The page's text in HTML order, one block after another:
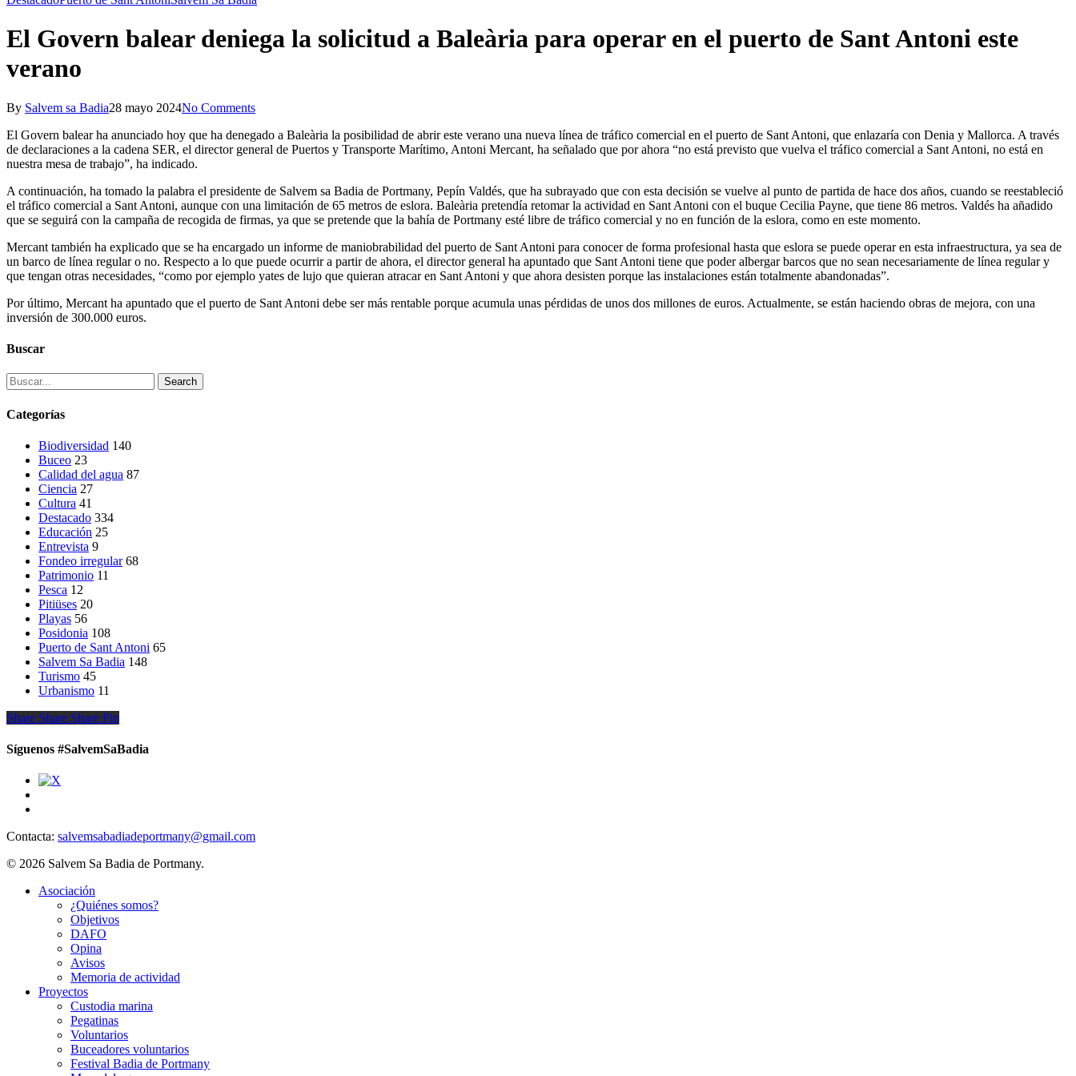
El Govern balear deniega la solicitud a Baleària para operar en el puerto de Sant Antoni este
verano
By Salvem sa Badia28 mayo 2024No Comments
El Govern balear ha anunciado hoy que ha denegado a Baleària la posibilidad de abrir este verano una nueva línea de tráfico comercial en el puerto de Sant Antoni, que enlazaría con Denia y Mallorca. A través
de declaraciones a la cadena SER, el director general de Puertos y Transporte Marítimo, Antoni Mercant, ha señalado que por ahora “no está previsto que vuelva el tráfico comercial a Sant Antoni, no está en
nuestra mesa de trabajo”, ha indicado.
A continuación, ha tomado la palabra el presidente de Salvem sa Badia de Portmany, Pepín Valdés, que ha subrayado que con esta decisión se vuelve al punto de partida de hace dos años, cuando se reestableció
el tráfico comercial a Sant Antoni, aunque con una limitación de 65 metros de eslora. Baleària pretendía retomar la actividad en Sant Antoni con el buque Cecilia Payne, que tiene 86 metros. Valdés ha añadido
que se seguirá con la campaña de recogida de firmas, ya que se pretende que la bahía de Portmany esté libre de tráfico comercial y no en función de la eslora, como en este momento.
Mercant también ha explicado que se ha encargado un informe de maniobrabilidad del puerto de Sant Antoni para conocer de forma profesional hasta que eslora se puede operar en esta infraestructura, ya sea de
un barco de línea regular o no. Respecto a lo que puede ocurrir a partir de ahora, el director general ha apuntado que Sant Antoni tiene que poder albergar barcos que no sean necesariamente de línea regular y
que tengan otras necesidades, “como por ejemplo yates de lujo que quieran atracar en Sant Antoni y que ahora desisten porque las instalaciones están totalmente abandonadas”.
Por último, Mercant ha apuntado que el puerto de Sant Antoni debe ser más rentable porque acumula unas pérdidas de unos dos millones de euros. Actualmente, se están haciendo obras de mejora, con una
inversión de 300.000 euros.
Buscar
Search
Categorías
Biodiversidad 140
Buceo 23
Calidad del agua 87
Ciencia 27
Cultura 41
Destacado 334
Educación 25
Entrevista 9
Fondeo irregular 68
Patrimonio 11
Pesca 12
Pitiüses 20
Playas 56
Posidonia 108
Puerto de Sant Antoni 65
Salvem Sa Badia 148
Turismo 45
Urbanismo 11
Share
Share Share Share Pin
Síguenos #SalvemSaBadia
Contacta: salvemsabadiadeportmany@gmail.com
© 2026 Salvem Sa Badia de Portmany.
Close
Asociación
¿Quiénes somos?
Objetivos
DAFO
Opina
Avisos
Memoria de actividad
Proyectos
Custodia marina
Pegatinas
Voluntarios
Buceadores voluntarios
Festival Badia de Portmany